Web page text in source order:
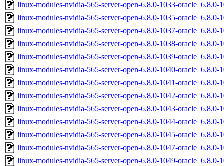
linux-modules-nvidia-565-server-open-6.8.0-1033-oracle_6.8.0-
linux-modules-nvidia-565-server-open-6.8.0-1035-oracle_6.8.0-
linux-modules-nvidia-565-server-open-6.8.0-1037-oracle_6.8.0-
linux-modules-nvidia-565-server-open-6.8.0-1038-oracle_6.8.0-
linux-modules-nvidia-565-server-open-6.8.0-1039-oracle_6.8.0-
linux-modules-nvidia-565-server-open-6.8.0-1040-oracle_6.8.0-
linux-modules-nvidia-565-server-open-6.8.0-1041-oracle_6.8.0-
linux-modules-nvidia-565-server-open-6.8.0-1042-oracle_6.8.0-
linux-modules-nvidia-565-server-open-6.8.0-1043-oracle_6.8.0-
linux-modules-nvidia-565-server-open-6.8.0-1044-oracle_6.8.0-
linux-modules-nvidia-565-server-open-6.8.0-1045-oracle_6.8.0-
linux-modules-nvidia-565-server-open-6.8.0-1047-oracle_6.8.0-
linux-modules-nvidia-565-server-open-6.8.0-1049-oracle_6.8.0-